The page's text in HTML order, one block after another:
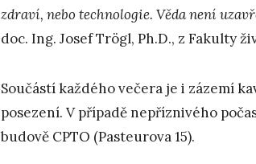
zdraví, nebo technologie. Věda není
doc. Ing. Josef Trögl, Ph.D., z Fakulty
Součástí každého večera je i zázemí
posezení. V případě nepříznivého
budově CPTO (Pasteurova 15).